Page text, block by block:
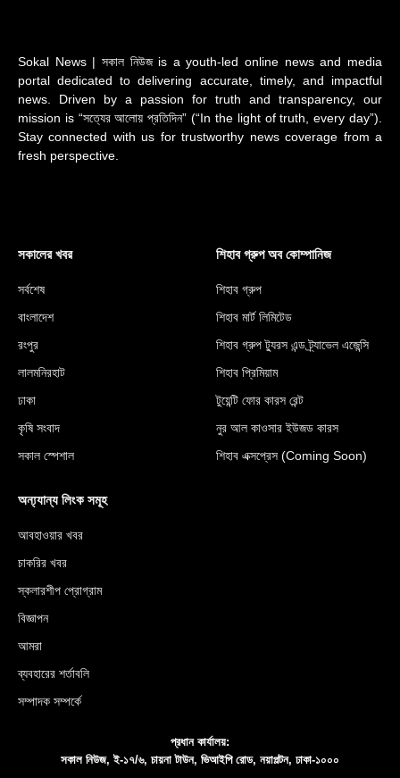
Sokal News | সকাল নিউজ is a youth-led online news and media
portal dedicated to delivering accurate, timely, and impactful
news. Driven by a passion for truth and transparency, our
mission is “সত্যের আলোয় প্রতিদিন” (“In the light of truth, every day”).
Stay connected with us for trustworthy news coverage from a
fresh perspective.
সকালের খবর
সর্বশেষ
বাংলাদেশ
রংপুর
লালমনিরহাট
ঢাকা
কৃষি সংবাদ
সকাল স্পেশাল
শিহাব গ্রুপ অব কোম্পানিজ
শিহাব গ্রুপ
শিহাব মার্ট লিমিটেড
শিহাব গ্রুপ ট্যুরস এন্ড ট্র্যাভেল এজেন্সি
শিহাব প্রিমিয়াম
টুয়েন্টি ফোর কারস রেন্ট
নুর আল কাওসার ইউজড কারস
শিহাব এক্সপ্রেস (Coming Soon)
অন্য্যান্য লিংক সমূহ
আবহাওয়ার খবর
চাকরির খবর
স্কলারশীপ প্রোগ্রাম
বিজ্ঞাপন
আমরা
ব্যবহারের শর্তাবলি
সম্পাদক সম্পর্কে
প্রধান কার্যালয়:
সকাল নিউজ, ই-১৭/৬, চায়না টাউন, ভিআইপি রোড, নয়াপল্টন, ঢাকা-১০০০